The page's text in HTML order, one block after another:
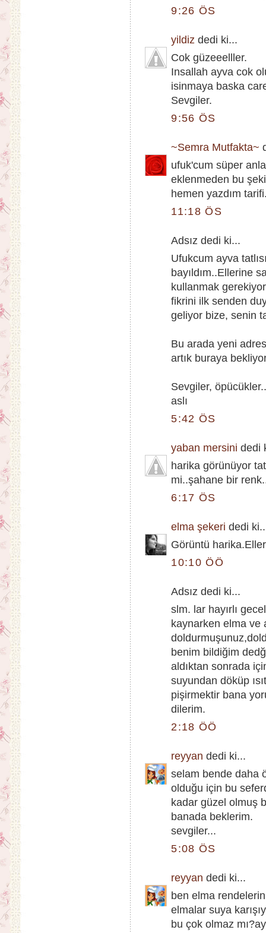
9:26 ÖS
yildiz dedi ki...
Cok güzeeelller.
Insallah ayva cok
isinmaya baska
Sevgiler.
9:56 ÖS
~Semra Mutfakta~
ufuk'cum süper
eklenmeden bu
hemen yazdım
11:18 ÖS
Adsız dedi ki...
Ufukcum ayva
bayıldım..Ellerine
kullanmak
fikrini ilk senden
geliyor bize, senin
Bu arada yeni
artık buraya
Sevgiler,
aslı
5:42 ÖS
yaban mersini dedi
harika görünüyor
mi..şahane bir
6:17 ÖS
elma şekeri dedi
Görüntü
10:10 ÖÖ
Adsız dedi ki...
slm. lar hayırlı
kaynarken elma ve
benim bildiğim
aldıktan sonrada
suyundan döküp
pişirmektir bana
dilerim.
2:18 ÖÖ
reyyan dedi ki...
selam bende daha
olduğu için bu
kadar güzel olmuş
banada beklerim.
sevgiler...
5:08 ÖS
reyyan dedi ki...
ben elma
elmalar suya
bu çok olmaz